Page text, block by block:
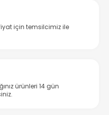
için temsilcimiz ile
ürünleri 14 gün